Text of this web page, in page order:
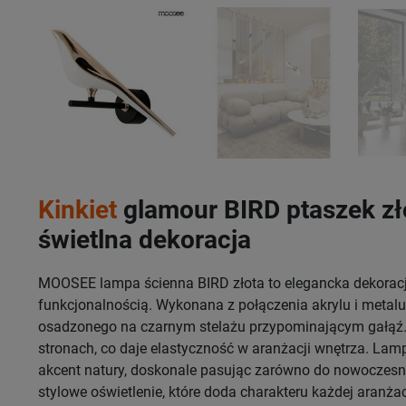
Kinkiet glamour BIRD ptaszek
świetlna dekoracja
MOOSEE lampa ścienna BIRD złota to elegancka
funkcjonalnością. Wykonana z połączenia akrylu i
osadzonego na czarnym stelażu przypominającym
stronach, co daje elastyczność w aranżacji wnętrza.
akcent natury, doskonale pasując zarówno do
stylowe oświetlenie, które doda charakteru każdej